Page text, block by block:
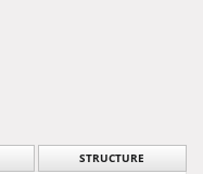
STRUCTURE